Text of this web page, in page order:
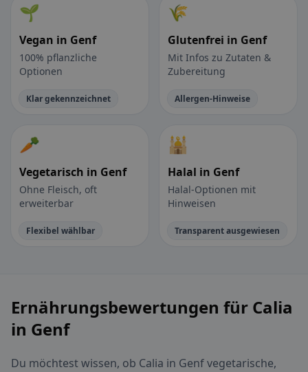
🌱
Vegan in Genf
100% pflanzliche
Optionen
Klar gekennzeichnet
🌾
Glutenfrei in Genf
Mit Infos zu Zutaten &
Zubereitung
Allergen-Hinweise
🥕
Vegetarisch in Genf
Ohne Fleisch, oft
erweiterbar
Flexibel wählbar
🕌
Halal in Genf
Halal-Optionen mit
Hinweisen
Transparent ausgewiesen
Ernährungsbewertungen für Calia
in Genf
Du möchtest wissen, ob Calia in Genf vegetarische,